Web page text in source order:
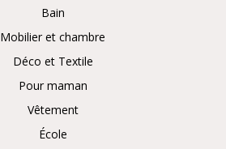
Bain
Mobilier et chambre
Déco et Textile
Pour maman
Vêtement
École